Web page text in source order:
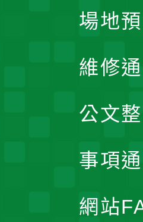
場地
維修
公文
事項
網站